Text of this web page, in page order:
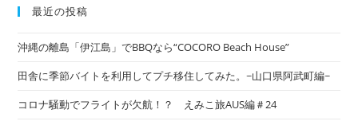
最近の投稿
沖縄の離島「伊江島」でBBQなら“COCORO Beach House”
田舎に季節バイトを利用してプチ移住してみた。~山口県阿武町編~
コロナ騒動でフライトが欠航！？ えみこ旅AUS編＃24